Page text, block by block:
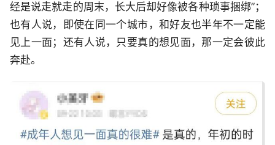
经是说走就走的周末，长大后却好像被各种琐事捆绑”；
也有人说，即使在同一个城市，和好友也半年不一定能
见上一面；还有人说，只要真的想见面，那一定会彼此
奔赴。